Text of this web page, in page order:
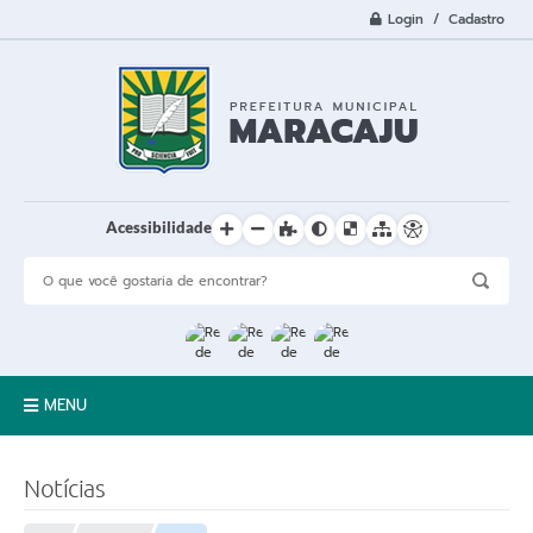
Login / Cadastro
Acessibilidade
MENU
Notícias